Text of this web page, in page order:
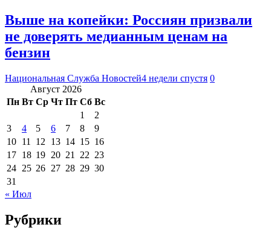
Выше на копейки: Россиян призвали
не доверять медианным ценам на
бензин
Национальная Служба Новостей4 недели спустя 0
Август 2026
Пн Вт Ср Чт Пт Сб Вс
1
2
3
4 5 6 7 8
9
10 11 12 13 14 15 16
17 18 19 20 21 22 23
24 25 26 27 28 29 30
31
« Июл
Рубрики